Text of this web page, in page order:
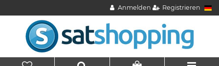
Anmelden Registrieren